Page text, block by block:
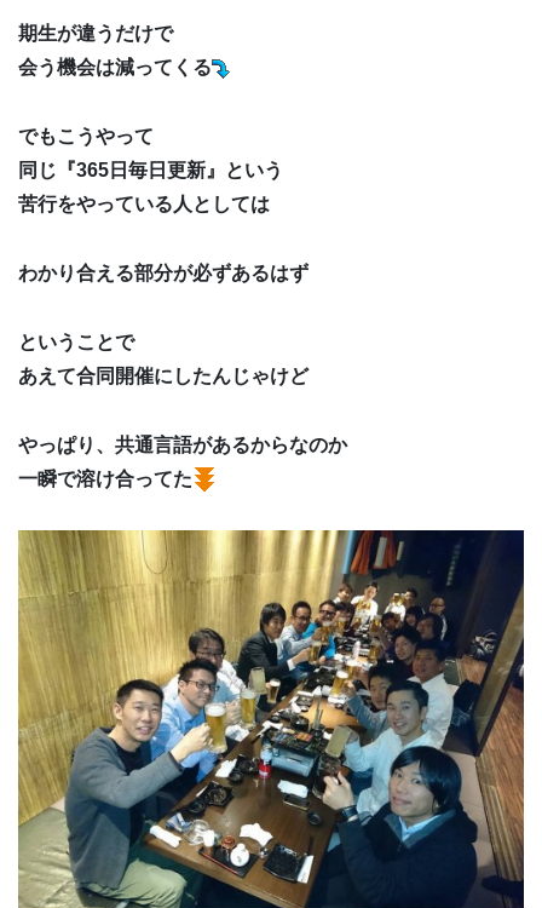
期生が違うだけで
会う機会は減ってくる
でもこうやって
同じ『365日毎日更新』という
苦行をやっている人としては
わかり合える部分が必ずあるはず
ということで
あえて合同開催にしたんじゃけど
やっぱり、共通言語があるからなのか
一瞬で溶け合ってた